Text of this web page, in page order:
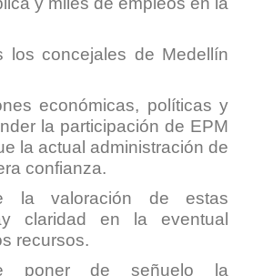
los concejales de Medellín
económicas, políticas y
la participación de EPM
la actual administración de
confianza.
la valoración de estas
claridad en la eventual
recursos.
poner de señuelo la